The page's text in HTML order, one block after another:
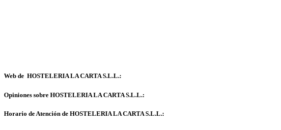
Web de HOSTELERIA LA CARTA S.L.L.:
Opiniones sobre HOSTELERIA LA CARTA S.L.L.:
Horario de Atención de HOSTELERIA LA CARTA S.L.L.: